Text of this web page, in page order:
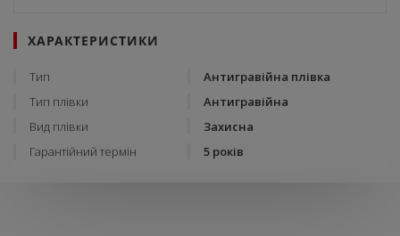
ХАРАКТЕРИСТИКИ
Тип
Антигравійна плівка
Тип плівки
Антигравійна
Вид плівки
Захисна
Гарантійний термін
5 років